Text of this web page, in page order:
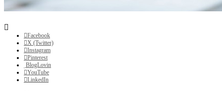
Facebook
X (Twitter)
Instagram
Pinterest
BlogLovin
YouTube
LinkedIn